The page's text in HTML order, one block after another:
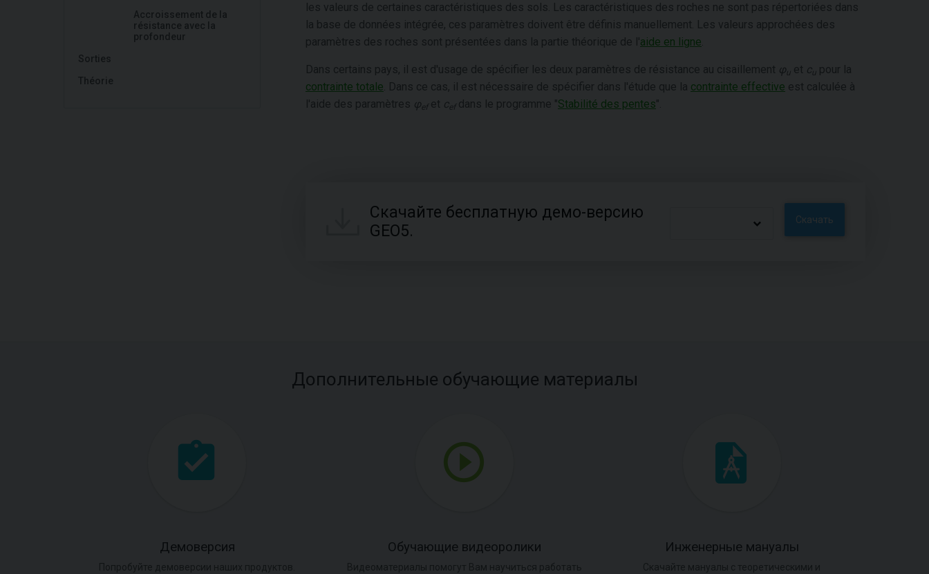
Accroissement de la
résistance avec la
profondeur
Sorties
Théorie
les valeurs de certaines caractéristiques des sols. Les caractéristiques des roches ne sont pas répertoriées dans
la base de données intégrée, ces paramètres doivent être définis manuellement. Les valeurs approchées des
paramètres des roches sont présentées dans la partie théorique de l'aide en ligne
Dans certains pays, il est d'usage de spécifier les deux paramètres de résistance au cisaillement φu et c u pour la
contrainte totale . Dans ce cas, il est nécessaire de spécifier dans l'étude que la contrainte effective est calculée à
l'aide des paramètres φef et c ef dans le programme "Stabilité des pentes".
Скачайте бесплатную демо-версию
GEO5.
Скачать
Дополнительные обучающие материалы
Демоверсия Обучающие видеоролики Инженерные мануалы